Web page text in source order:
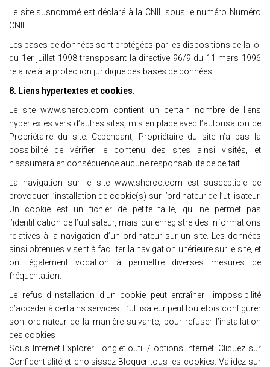
Le site susnommé est déclaré à la CNIL sous le numéro Numéro
CNIL.
Les bases de données sont protégées par les dispositions de la loi
du 1er juillet 1998 transposant la directive 96/9 du 11 mars 1996
relative à la protection juridique des bases de données.
8. Liens hypertextes et cookies.
Le site www.sherco.com contient un certain nombre de liens
hypertextes vers d’autres sites, mis en place avec l’autorisation de
Propriétaire du site. Cependant, Propriétaire du site n’a pas la
possibilité de vérifier le contenu des sites ainsi visités, et
n’assumera en conséquence aucune responsabilité de ce fait.
La navigation sur le site www.sherco.com est susceptible de
provoquer l’installation de cookie(s) sur l’ordinateur de l’utilisateur.
Un cookie est un fichier de petite taille, qui ne permet pas
l’identification de l’utilisateur, mais qui enregistre des informations
relatives à la navigation d’un ordinateur sur un site. Les données
ainsi obtenues visent à faciliter la navigation ultérieure sur le site, et
ont également vocation à permettre diverses mesures de
fréquentation.
Le refus d’installation d’un cookie peut entraîner l’impossibilité
d’accéder à certains services. L’utilisateur peut toutefois configurer
son ordinateur de la manière suivante, pour refuser l’installation
des cookies :
Sous Internet Explorer : onglet outil / options internet. Cliquez sur
Confidentialité et choisissez Bloquer tous les cookies. Validez sur